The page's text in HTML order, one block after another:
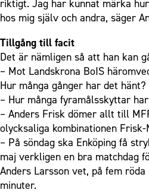
F17
Malmö Trophy
Sommarfest
Julshow
Inspiration
Vanliga frågor om 1910 Event
Laget för alla
Nattfotboll
Himmelsblå Tillsammans
Karriärakademin
Grundskolefotboll mot
Skolakademier
Fonder
Press och media
Historik – herrlaget
Historik – damlaget
Närstående organisationer
Policydokument
Personuppgiftspolicy
riktigt. Jag har kunnat märka
hos mig själv och andra, säger
Tillgång till facit
Det är nämligen så att han kan
– Mot Landskrona BoIS
Hur många gånger har det hänt?
– Hur många fyramålsskyttar
– Anders Frisk dömer allt till
olycksaliga kombinationen Frisk-
– På söndag ska Enköping få
maj verkligen en bra matchdag
Anders Larsson vet, på fem
minuter.